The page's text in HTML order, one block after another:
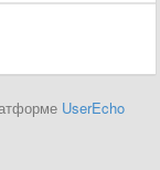
UserEcho